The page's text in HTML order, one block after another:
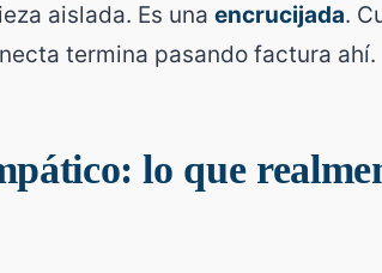
aislada. Es una encrucijada.
termina pasando factura ahí.
lo que